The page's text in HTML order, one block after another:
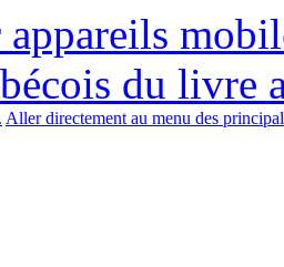
du livre
Aller directement au menu des